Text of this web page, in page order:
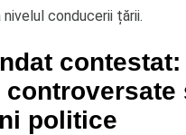
conducerii țării.
controversate
politice